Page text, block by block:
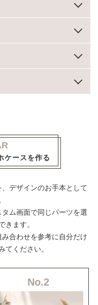
ケースを作る
デザインのお手本として
ム画面で同じパーツを選
きます。
合わせを参考に自分だけ
てください。
No.2